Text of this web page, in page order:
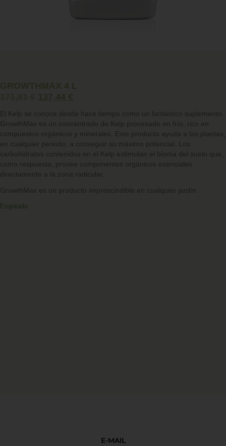
GROWTHMAX 4 L
137,44 €
El Kelp se conoce desde hace tiempo como un fantástico suplemento.
GrowthMax es un concentrado de Kelp procesado en frío, rico en
compuestos orgánicos y minerales. Este producto ayuda a las plantas,
en cualquier periodo, a conseguir su máximo potencial. Los
carbohidratos contenidos en el Kelp estimulan el bioma del suelo que,
como respuesta, provee componentes orgánicos esenciales
directamente a la zona radicular.
GrowthMax es un producto imprescindible en cualquier jardín.
Esgotado
E-MAIL